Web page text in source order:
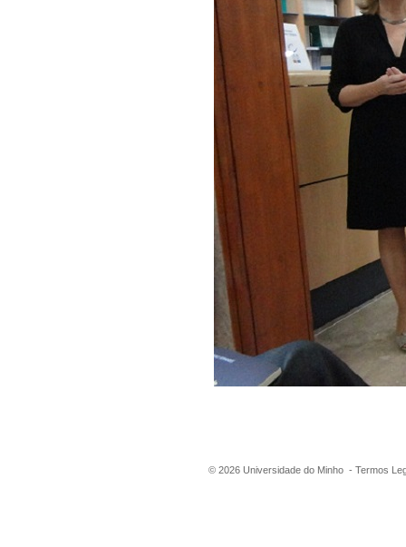
© 2026 Universidade do Minho - Termos